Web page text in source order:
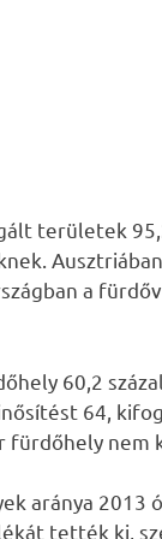
területek
a
60,2
64,
nem
aránya 2013
tették ki,